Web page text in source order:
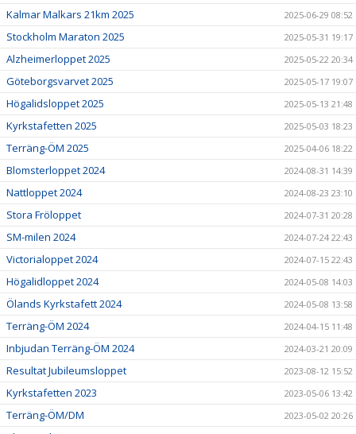
Kalmar Malkars 21km 2025 2025-06-29 08:52
Stockholm Maraton 2025 2025-05-31 19:17
Alzheimerloppet 2025 2025-05-22 20:34
Göteborgsvarvet 2025 2025-05-17 19:07
Högalidsloppet 2025 2025-05-13 21:48
Kyrkstafetten 2025 2025-05-03 18:23
Terräng-ÖM 2025 2025-04-06 18:22
Blomsterloppet 2024 2024-08-31 14:39
Nattloppet 2024 2024-08-23 23:10
Stora Fröloppet 2024-07-31 20:28
SM-milen 2024 2024-07-24 22:43
Victorialoppet 2024 2024-07-15 22:43
Högalidloppet 2024 2024-05-08 14:03
Ölands Kyrkstafett 2024 2024-05-08 13:58
Terräng-ÖM 2024 2024-04-15 11:48
Inbjudan Terräng-ÖM 2024 2024-03-21 20:09
Resultat Jubileumsloppet 2023-08-12 15:52
Kyrkstafetten 2023 2023-05-06 13:42
Terräng-ÖM/DM 2023-05-02 20:26